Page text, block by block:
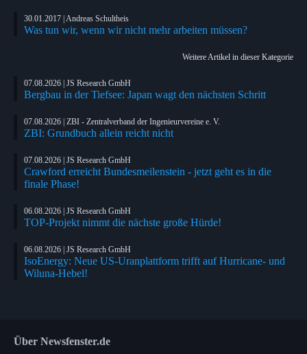
30.01.2017 | Andreas Schultheis
Was tun wir, wenn wir nicht mehr arbeiten müssen?
Weitere Artikel in dieser Kategorie
07.08.2026 | JS Research GmbH
Bergbau in der Tiefsee: Japan wagt den nächsten Schritt
07.08.2026 | ZBI - Zentralverband der Ingenieurvereine e. V.
ZBI: Grundbuch allein reicht nicht
07.08.2026 | JS Research GmbH
Crawford erreicht Bundesmeilenstein - jetzt geht es in die
finale Phase!
06.08.2026 | JS Research GmbH
TOP-Projekt nimmt die nächste große Hürde!
06.08.2026 | JS Research GmbH
IsoEnergy: Neue US-Uranplattform trifft auf Hurricane- und
Wiluna-Hebel!
Über Newsfenster.de